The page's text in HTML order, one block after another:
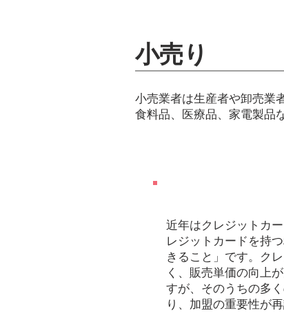
​小売り
小売業者は生産者や卸売業
食料品、医療品、家電製品
近年はクレジットカ
レジットカードを持
きること」です。ク
く、販売単価の向上
すが、そのうちの多
り、加盟の重要性が